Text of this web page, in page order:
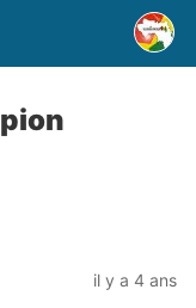
il y a 4 ans